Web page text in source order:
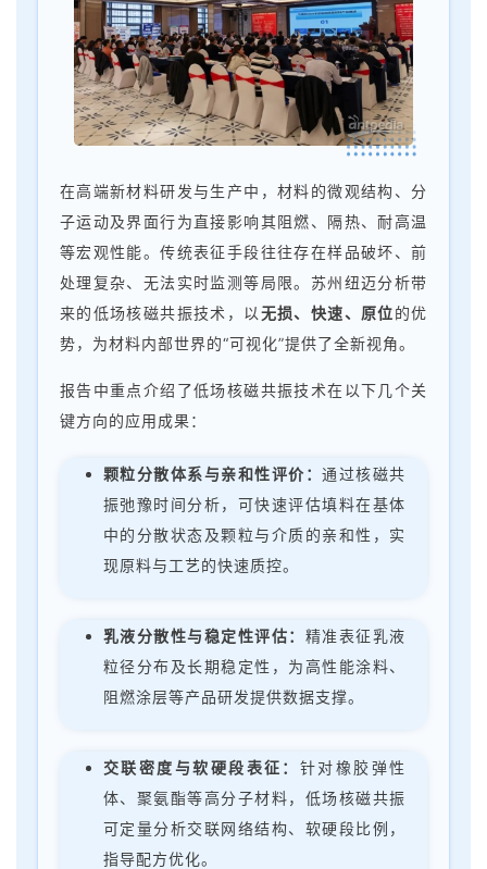
在高端新材料研发与生产中，材料的微观结构、分
子运动及界面行为直接影响其阻燃、隔热、耐高温
等宏观性能。传统表征手段往往存在样品破坏、前
处理复杂、无法实时监测等局限。苏州纽迈分析带
来的低场核磁共振技术，以 无损、快速、原位的优
势，为材料内部世界的“可视化”提供了全新视角。
报告中重点介绍了低场核磁共振技术在以下几个关
键方向的应用成果：
颗粒分散体系与亲和性评价：通过核磁共
振弛豫时间分析，可快速评估填料在基体
中的分散状态及颗粒与介质的亲和性，实
现原料与工艺的快速质控。
乳液分散性与稳定性评估： 精准表征乳液
粒径分布及长期稳定性，为高性能涂料、
阻燃涂层等产品研发提供数据支撑。
交联密度与软硬段表征： 针对橡胶弹性
体、聚氨酯等高分子材料，低场核磁共振
可定量分析交联网络结构、软硬段比例，
指导配方优化。